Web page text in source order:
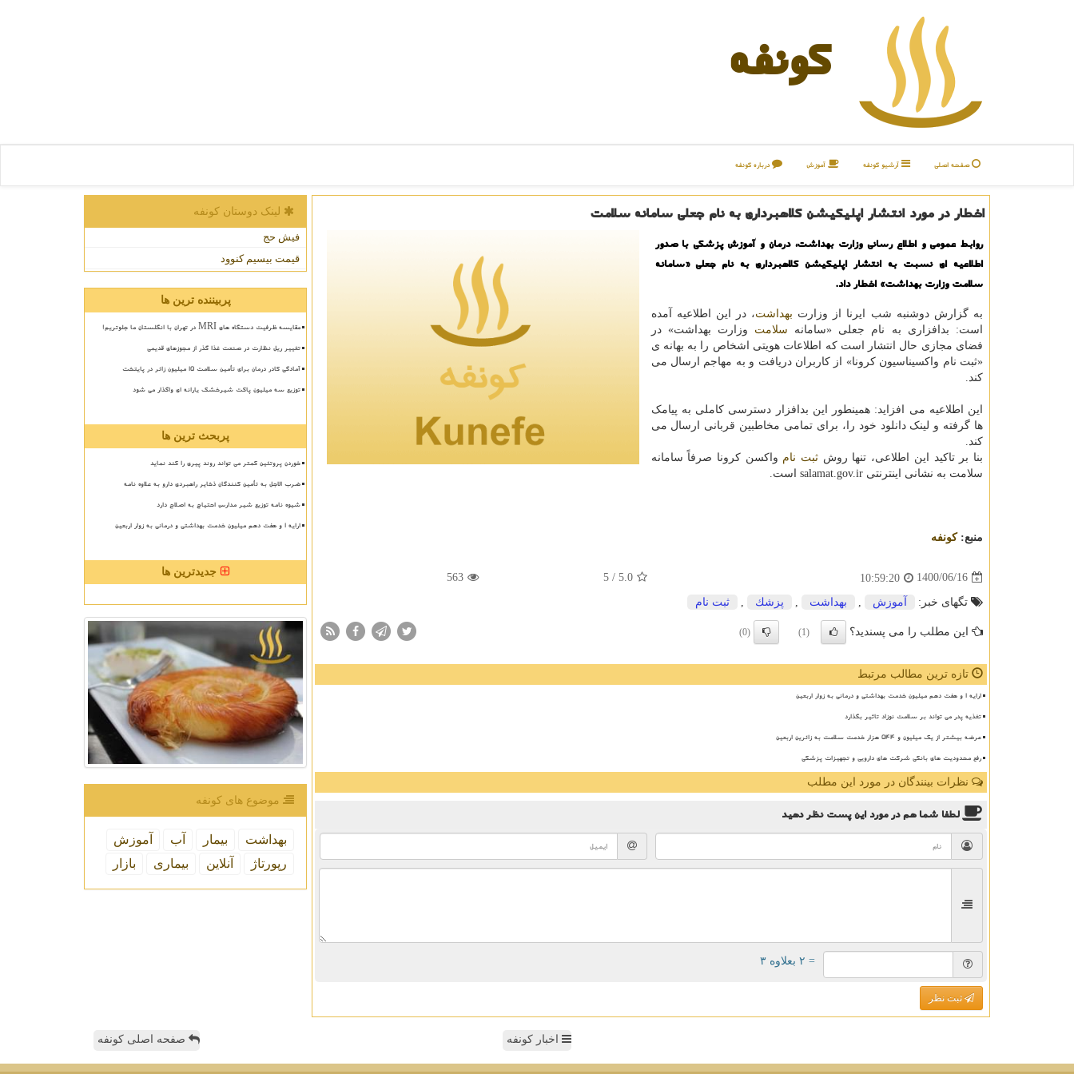
كونفه
صفحه اصلی آرشیو كونفه آموزش درباره كونفه
اخطار در مورد انتشار اپلیکیشن کلاهبرداری به نام جعلی سامانه سلامت
روابط عمومی و اطلاع رسانی وزارت بهداشت، درمان و آموزش پزشکی با صدور
اطلاعیه ای نسبت به انتشار اپلیکیشن کلاهبرداری به نام جعلی «سامانه
سلامت وزارت بهداشت» اخطار داد.
به گزارش دوشنبه شب ایرنا از وزارت بهداشت، در این اطلاعیه آمده
است: بدافزاری به نام جعلی «سامانه سلامت وزارت بهداشت» در
فضای مجازی حال انتشار است که اطلاعات هویتی اشخاص را به بهانه ی
«ثبت نام واکسیناسیون کرونا» از کاربران دریافت و به مهاجم ارسال می
کند.
این اطلاعیه می افزاید: همینطور این بدافزار دسترسی کاملی به پیامک
ها گرفته و لینک دانلود خود را، برای تمامی مخاطبین قربانی ارسال می
کند.
بنا بر تاکید این اطلاعی، تنها روش ثبت نام واکسن کرونا صرفاً سامانه
سلامت به نشانی اینترنتی salamat.gov.ir است.
منبع:كونفه
1400/06/16
10:59:20
5.0
/ 5
563
تگهای خبر: آموزش بهداشت پزشك ثبت نام
این مطلب را می پسندید؟ (1)
(0)
تازه ترین مطالب مرتبط
ارایه ۱ و هفت دهم میلیون خدمت بهداشتی و درمانی به زوار اربعین
تغذیه پدر می تواند بر سلامت نوزاد تاثیر بگذارد
عرضه بیشتر از یک میلیون و ۵۴۴ هزار خدمت سلامت به زائرین اربعین
رفع محدودیت های بانکی شرکت های دارویی و تجهیزات پزشکی
نظرات بینندگان در مورد این مطلب
لطفا شما همدر مورد این پستنظر دهید
= ۲ بعلاوه ۳
ثبت نظر
لینک دوستان كونفه
فیش حج
قیمت بیسیم کنوود
پربیننده ترین ها
مقایسه ظرفیت دستگاه های MRI در تهران با انگلستان ما جلوتریم!
تغییر ریل نظارت در صنعت غذا گذر از مجوزهای قدیمی
آمادگی کادر درمان برای تأمین سلامت 15 میلیون زائر در پایتخت
توزیع سه میلیون پاکت شیرخشک یارانه ای واگذار می شود
پربحث ترین ها
خوردن پروتئین کمتر می تواند روند پیری را کند نماید
ضرب الاجل به تأمین کنندگان ذخایر راهبردی دارو به علاوه نامه
شیوه نامه توزیع شیر مدارس احتیاج به اصلاح دارد
ارایه ۱ و هفت دهم میلیون خدمت بهداشتی و درمانی به زوار اربعین
جدیدترین ها
موضوع های كونفه
بهداشت بیمار آب
آموزش
رپورتاژ
آنلاین بیماری بازار
اخبار کونفه صفحه اصلی کونفه